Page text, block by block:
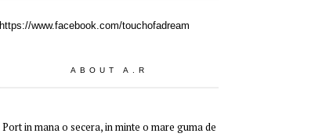
https://www.facebook.com/touchofadream
ABOUT A.R
Port in mana o secera, in minte o mare guma de